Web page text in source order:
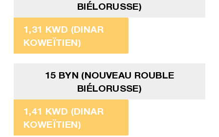
BIÉLORUSSE)
1,31 KWD (DINAR
KOWEÏTIEN)
15 BYN (NOUVEAU ROUBLE
BIÉLORUSSE)
1,41 KWD (DINAR
KOWEÏTIEN)